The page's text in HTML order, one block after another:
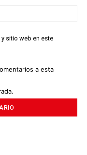
sitio web en este
a esta